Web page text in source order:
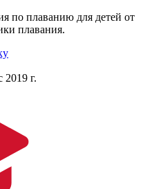
по плаванию для детей от
плавания.
г.